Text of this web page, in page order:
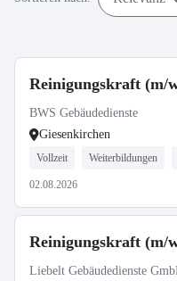
Reinigungskraft (m/
BWS Gebäudedienste
Giesenkirchen
Vollzeit Weiterbildungen
02.08.2026
Reinigungskraft (m/
Liebelt Gebäudedienste